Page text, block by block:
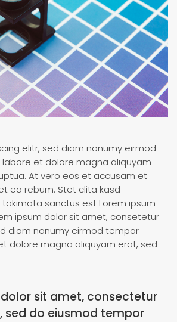
elitr, sed diam nonumy eirmod
et dolore magna aliquyam
At vero eos et accusam et
ea rebum. Stet clita kasd
sanctus est Lorem ipsum
ipsum dolor sit amet, consetetur
diam nonumy eirmod tempor
dolore magna aliquyam erat, sed
dolor sit amet, consectetur
sed do eiusmod tempor